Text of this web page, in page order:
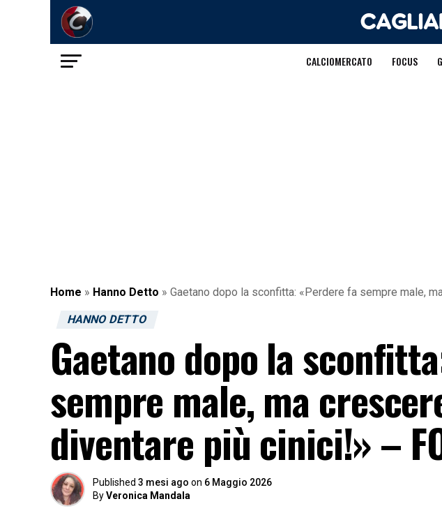
CALCIOMERCATO FOCUS
Home » Hanno Detto » Gaetano dopo la sconfitta: «Perdere fa sempre male,
HANNO DETTO
Gaetano dopo la
sempre male, ma
diventare più cinici!» –
Published 3 mesi ago on 6 Maggio 2026
ByVeronica Mandala